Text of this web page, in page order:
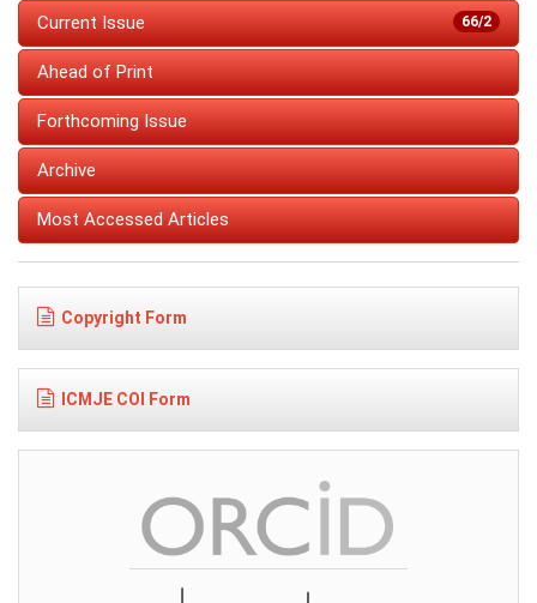
66/2
Current Issue
Ahead of Print
Forthcoming Issue
Archive
Most Accessed Articles
Copyright Form
ICMJE COI Form